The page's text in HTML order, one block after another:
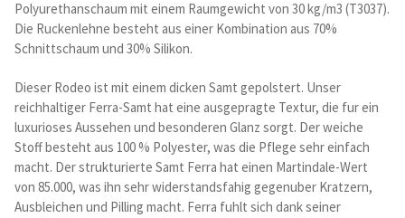
Polyurethanschaum mit einem Raumgewicht von 30 kg/m3 (T3037).
Die Ruckenlehne besteht aus einer Kombination aus 70%
Schnittschaum und 30% Silikon.
Dieser Rodeo ist mit einem dicken Samt gepolstert. Unser
reichhaltiger Ferra-Samt hat eine ausgepragte Textur, die fur ein
luxurioses Aussehen und besonderen Glanz sorgt. Der weiche
Stoff besteht aus 100 % Polyester, was die Pflege sehr einfach
macht. Der strukturierte Samt Ferra hat einen Martindale-Wert
von 85.000, was ihn sehr widerstandsfahig gegenuber Kratzern,
Ausbleichen und Pilling macht. Ferra fuhlt sich dank seiner